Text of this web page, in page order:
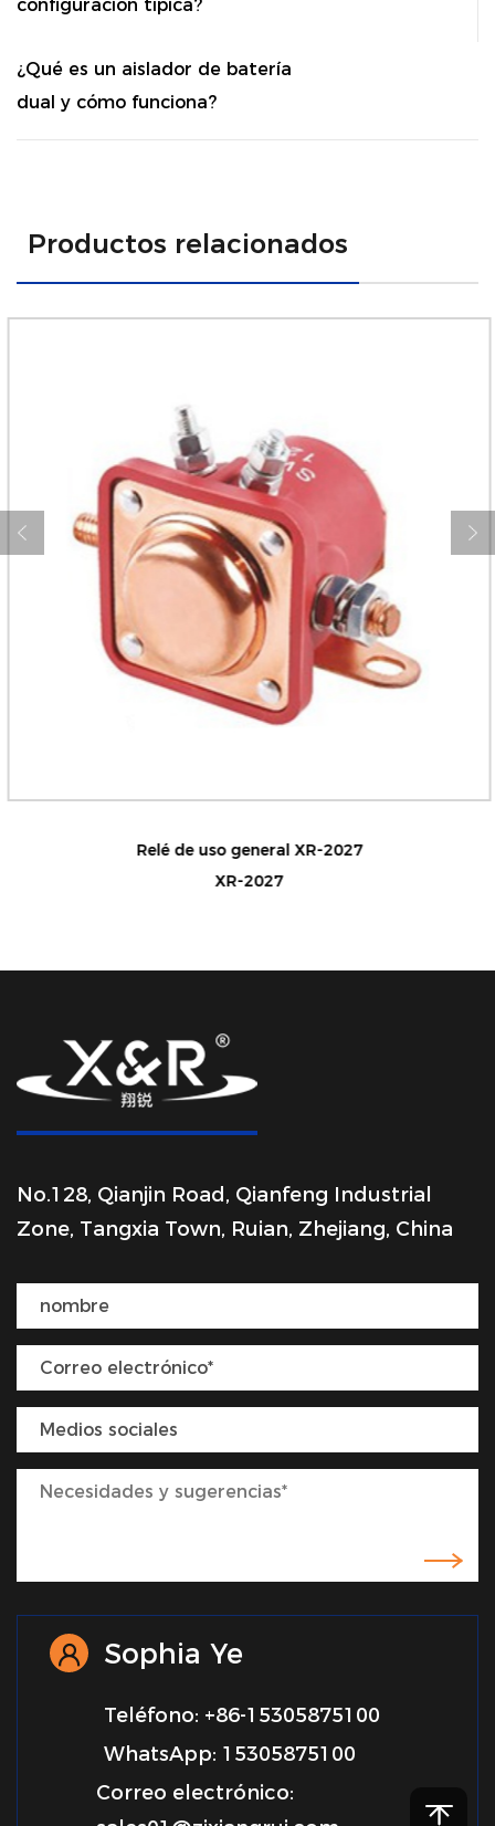
configuración típica?
¿Qué es un aislador de batería
dual y cómo funciona?
Productos relacionados
Relé de uso general XR-2027
XR-2027
No.128, Qianjin Road, Qianfeng Industrial
Zone, Tangxia Town, Ruian, Zhejiang, China
Sophia Ye
Teléfono: +86-15305875100
WhatsApp: 15305875100
Correo electrónico: